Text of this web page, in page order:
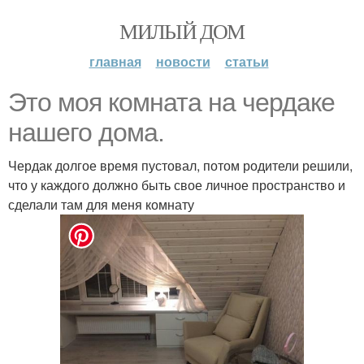
МИЛЫЙ ДОМ
главная новости статьи
Это моя комната на чердаке
нашего дома.
Чердак долгое время пустовал, потом родители решили,
что у каждого должно быть свое личное пространство и
сделали там для меня комнату